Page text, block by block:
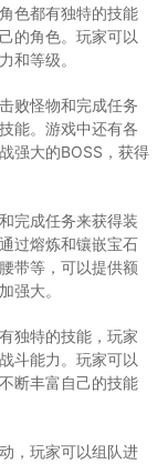
色都有独特的技能
的角色。玩家可以
和等级。
败怪物和完成任务
能。游戏中还有各
强大的BOSS，获得
完成任务来获得装
过熔炼和镶嵌宝石
带等，可以提供额
强大。
独特的技能，玩家
斗能力。玩家可以
断丰富自己的技能
，玩家可以组队进